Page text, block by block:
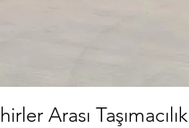
Arası Taşımacılık